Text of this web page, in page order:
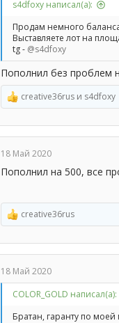
s4dfoxy написал(а):
Продам немного
Выставляете лот на
tg - @s4dfoxy
Пополнил без проблем
Р
е
а
к
и
и
:
creative36rus и s4dfoxy
18 Май 2020
Пополнил на 500, все
Р
е
а
к
и
и
creative36rus
18 Май 2020
COLOR_GOLD написал(а):
Братан, гаранту по